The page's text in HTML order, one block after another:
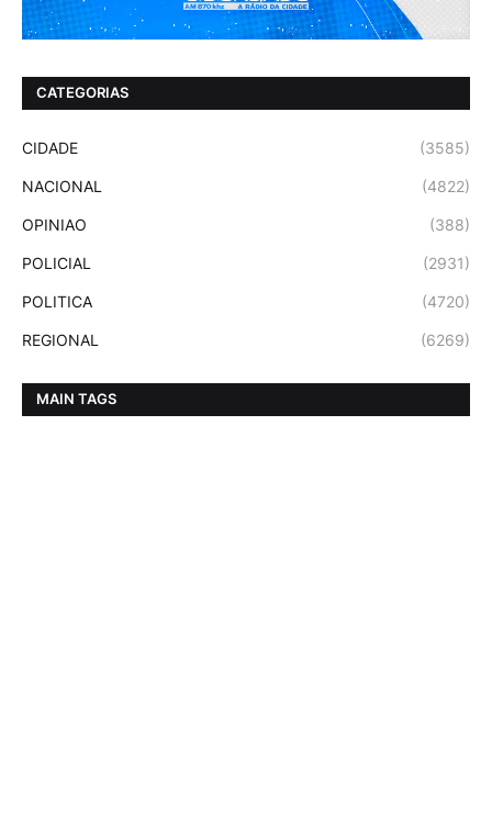
CATEGORIAS
CIDADE (3585)
NACIONAL (4822)
OPINIAO (388)
POLICIAL (2931)
POLITICA (4720)
REGIONAL (6269)
MAIN TAGS